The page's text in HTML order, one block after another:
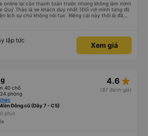
online lại còn thanh toán trước nhưng không làm mình
Quý Thảo là xe khách duy nhất (Đối với mình từng đi)
lịch sự chứ không nói tục. Riêng cái này thôi là đã
tài xế còn uống pepsi rất dễ thương chứ không có
lập tức
Xem giá
40 chỗ
phòng
4.6 star_rate
(87 đánh giá)
Đông cũ (Dãy 7 - C5)
phút